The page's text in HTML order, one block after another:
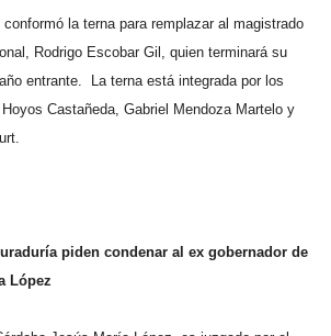
la terna para remplazar al magistrado
Rodrigo Escobar Gil, quien terminará su
entrante.
La terna está integrada por los
Castañeda, Gabriel Mendoza Martelo y
piden condenar al ex gobernador de
López